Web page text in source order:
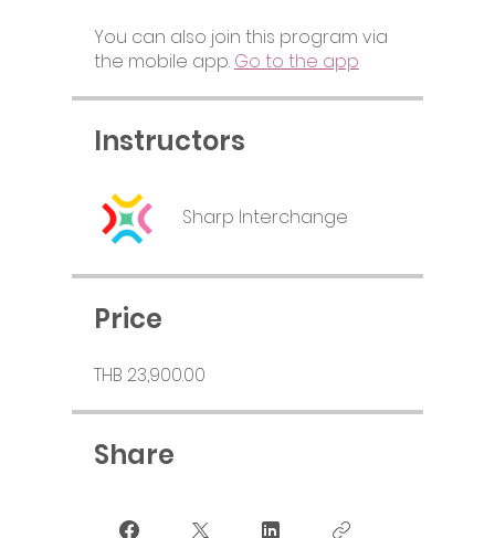
You can also join this program via
the mobile app. Go to the app
Instructors
Sharp Interchange
Price
THB 23,900.00
Share